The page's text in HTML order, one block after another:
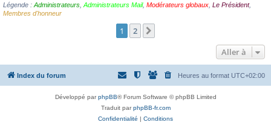
Légende : Administrateurs Administrateurs Mail, Modérateurs globaux Le Président,
Membres d'honneur
1 2
Aller à
Index du forum Heures au format UTC+02:00
Développé parphpBB® Forum Software © phpBB Limited
Traduit parphpBB-fr.com
Confidentialité | Conditions